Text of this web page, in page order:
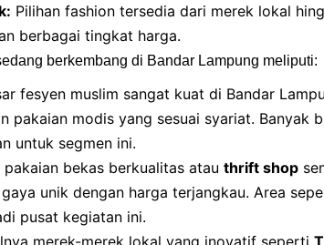
Pilihan fashion tersedia dari merek lokal
berbagai tingkat harga.
berkembang di Bandar Lampung meliputi:
fesyen muslim sangat kuat di Bandar
pakaian modis yang sesuai syariat. Banyak
untuk segmen ini.
pakaian bekas berkualitas atau thrift shop
unik dengan harga terjangkau. Area
pusat kegiatan ini.